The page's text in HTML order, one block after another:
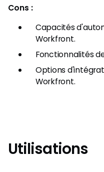
Cons :
Capacités
Workfront.
Fonctionnalités
Options
Workfront.
Utilisations